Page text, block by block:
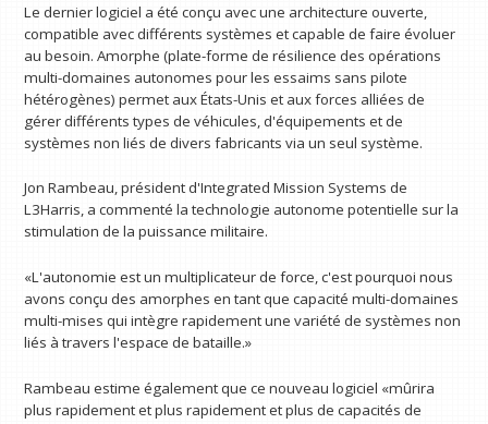
Le dernier logiciel a été conçu avec une architecture ouverte,
compatible avec différents systèmes et capable de faire évoluer
au besoin. Amorphe (plate-forme de résilience des opérations
multi-domaines autonomes pour les essaims sans pilote
hétérogènes) permet aux États-Unis et aux forces alliées de
gérer différents types de véhicules, d'équipements et de
systèmes non liés de divers fabricants via un seul système.
Jon Rambeau, président d'Integrated Mission Systems de
L3Harris, a commenté la technologie autonome potentielle sur la
stimulation de la puissance militaire.
«L'autonomie est un multiplicateur de force, c'est pourquoi nous
avons conçu des amorphes en tant que capacité multi-domaines
multi-mises qui intègre rapidement une variété de systèmes non
liés à travers l'espace de bataille.»
Rambeau estime également que ce nouveau logiciel «mûrira
plus rapidement et plus rapidement et plus de capacités de